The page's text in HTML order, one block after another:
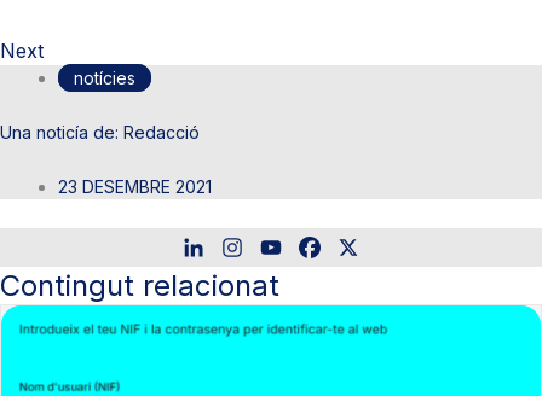
Next
notícies
Redacció
23 DESEMBRE 2021
Contingut relacionat